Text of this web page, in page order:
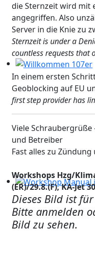
Willkommen 107er
Workshop Manual in
die Sternzeit wird mit
angegriffen. Also
Server in die Knie zu
Sternzeit is under a
countless requests that
In einem ersten
Geoblocking auf EU
first step provider has
Viele Schraubergrüße
und Betreiber
Fast alles zu
Workshops Hzg/
(ER)/29.8.(F), KA-Jet
Dieses Bild ist
Bitte anmelden
Bild zu sehen.